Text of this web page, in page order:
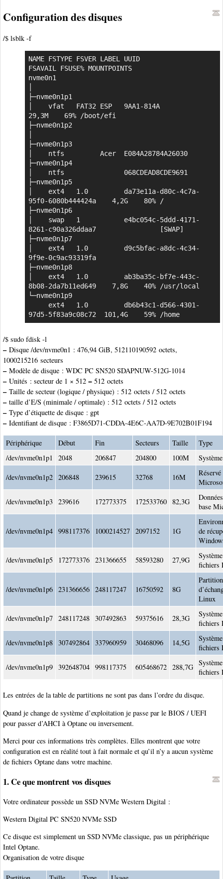
Configuration des disques
/$ lsblk -f
NAME FSTYPE FSVER LABEL UUID
FSAVAIL FSUSE% MOUNTPOINTS
nvme0n1
├─nvme0n1p1
│    vfat   FAT32 ESP   9AA1-814A
29,3M    69% /boot/efi
├─nvme0n1p2
├─nvme0n1p3
│    ntfs         Acer  E084A28784A26030
├─nvme0n1p4
│    ntfs               068CDEAD8CDE9691
├─nvme0n1p5
│    ext4   1.0         da73e11a-d80c-4c7a-
95f0-6080b444424a    4,2G    80% /
├─nvme0n1p6
│    swap   1           e4bc054c-5ddd-4171-
8261-c90a326ddaa7                [SWAP]
├─nvme0n1p7
│    ext4   1.0         d9c5bfac-a8dc-4c34-
9f9e-0c9ac93319fa
├─nvme0n1p8
│    ext4   1.0         ab3ba35c-bf7e-443c-
8b08-2da7b11ed649    7,8G    40% /usr/local
└─nvme0n1p9
97d5-5f83a9c08c72  101,4G    59% /home
/$ sudo fdisk -l
–Disque /dev/nvme0n1 : 476,94 GiB, 512110190592 octets,
1000215216 secteurs
–Modèle de disque : WDC PC SN520 SDAPNUW-512G-1014
–Unités : secteur de 1 × 512 = 512 octets
–Taille de secteur (logique / physique) : 512 octets / 512 octets
–taille d’E/S (minimale / optimale) : 512 octets / 512 octets
–Type d’étiquette de disque : gpt
–Identifiant de disque : F3865D71-CDDA-4E6C-AA7D-9E702B01F194
Périphérique Début Fin Secteurs Taille
Type
/dev/nvme0n1p1
2048 206847 204800 100M
/dev/nvme0n1p2 206848 239615 32768 16M
Réservé
/dev/nvme0n1p3 239616 172773375 172533760 82,3G
base
/dev/nvme0n1p4 998117376 1000214527 2097152 1G
de
/dev/nvme0n1p5 172773376 231366655 58593280 27,9G
fichiers
/dev/nvme0n1p6 231366656 248117247 16750592 8G
Partition
Linux
/dev/nvme0n1p7 248117248 307492863 59375616 28,3G
fichiers
/dev/nvme0n1p8 307492864 337960959 30468096 14,5G
fichiers
/dev/nvme0n1p9 392648704 998117375 605468672 288,7G
fichiers
Les entrées de la table de partitions ne sont pas dans l’ordre du disque.
Quand je change de système d’exploitation je passe par le BIOS / UEFI
pour passer d’AHCI à Optane ou inversement.
Merci pour ces informations très complètes. Elles montrent que votre
configuration est en réalité tout à fait normale et qu’il n’y a aucun système
de fichiers Optane dans votre machine.
1. Ce que montrent vos disques
Votre ordinateur possède un SSD NVMe Western Digital :
Western Digital PC SN520 NVMe SSD
Ce disque est simplement un SSD NVMe classique, pas un périphérique
Intel Optane.
Organisation de votre disque